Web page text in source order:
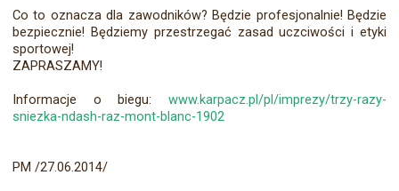
Co to oznacza dla zawodników? Będzie profesjonalnie! Będzie
bezpiecznie! Będziemy przestrzegać zasad uczciwości i etyki
sportowej!
ZAPRASZAMY!
Informacje o biegu:www.karpacz.pl/pl/imprezy/trzy-razy-
sniezka-ndash-raz-mont-blanc-1902
PM /27.06.2014/